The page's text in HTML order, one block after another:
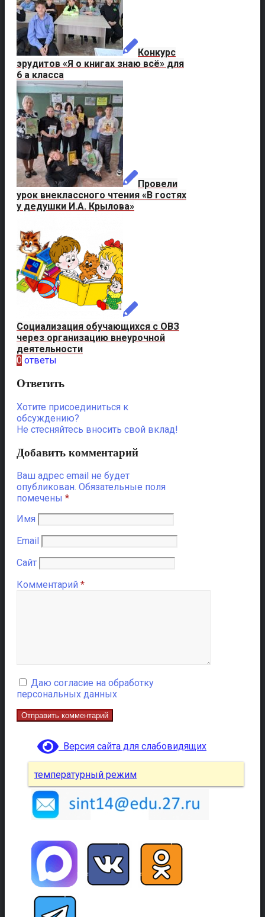
Конкурс
эрудитов «Я о книгах знаю всё» для
6 а класса
Провели
урок внеклассного чтения «В гостях
у дедушки И.А. Крылова»
Социализация обучающихся с ОВЗ
через организацию внеурочной
деятельности
0 ответы
Ответить
Хотите присоединиться к
обсуждению?
Не стесняйтесь вносить свой вклад!
Добавить комментарий
Ваш адрес email не будет
опубликован. Обязательные поля
помечены *
Имя
Email
Сайт
Комментарий *
Даю согласие на обработку
персональных данных
Версия сайта для слабовидящих
температурный режим